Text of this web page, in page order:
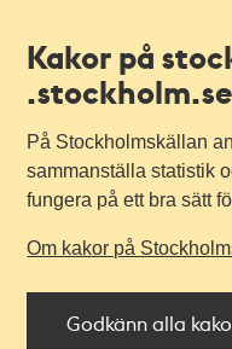
Kakor på
.stockholm.se
På Stockholmskällan
sammanställa statistik
fungera på ett bra sätt
Om kakor på
Godkänn alla